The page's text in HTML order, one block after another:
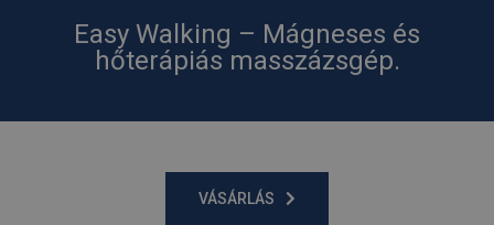
Easy Walking – Mágneses és
hőterápiás masszázsgép.
VÁSÁRLÁS